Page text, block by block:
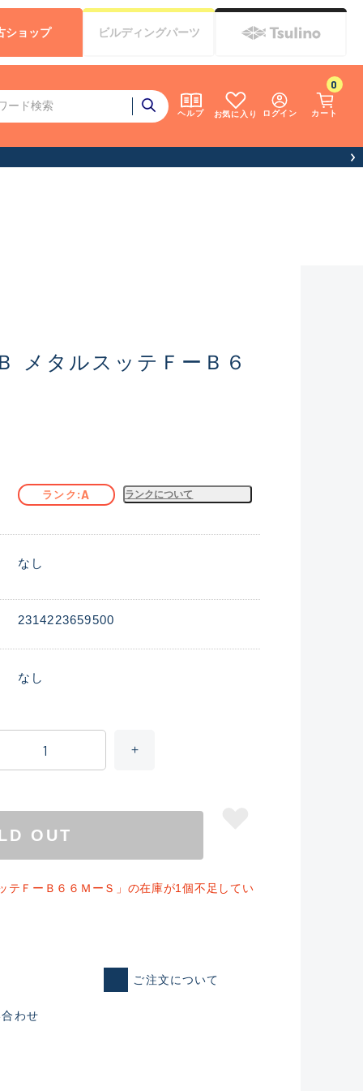
ヘルプ お気に入り ログイン カート
0
ショップ ビルディングパーツ
れた未使用
ものも含む
メタルスッテＦーＢ６
ランク A ランクについて
なし
2314223659500
なし
OUT
テＦーＢ６６ＭーＳ」の在庫が1個不足してい
ご注文について
わせ